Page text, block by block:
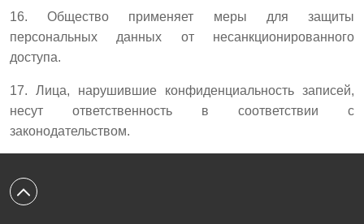
16. Общество применяет меры для защиты
персональных данных от несанкционированного
доступа.
17. Лица, нарушившие конфиденциальность записей,
несут ответственность в соответствии с
законодательством.
Вернуться к началу